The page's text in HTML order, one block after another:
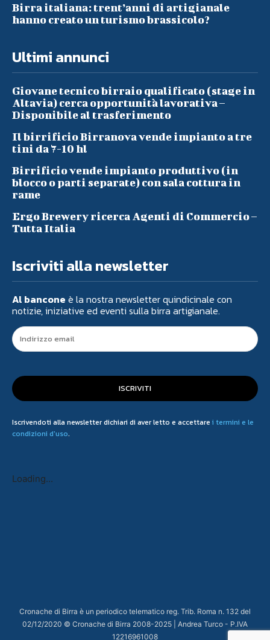
Birra italiana: trent’anni di artigianale
hanno creato un turismo brassicolo?
Ultimi annunci
Giovane tecnico birraio qualificato (stage in
Altavia) cerca opportunità lavorativa –
Disponibile al trasferimento
Il birrificio Birranova vende impianto a tre
tini da 7-10 hl
Birrificio vende impianto produttivo (in
blocco o parti separate) con sala cottura in
rame
Ergo Brewery ricerca Agenti di Commercio –
Tutta Italia
Iscriviti alla newsletter
Al bancone è la nostra newsletter quindicinale con
notizie, iniziative ed eventi sulla birra artigianale.
ISCRIVITI
Iscrivendoti alla newsletter dichiari di aver letto e accettare i termini e le
condizioni d'uso.
Loading...
Cronache di Birra è un periodico telematico reg. Trib. Roma n. 132 del
02/12/2020 © Cronache di Birra 2008-2025 | Andrea Turco - P.IVA
12216961008